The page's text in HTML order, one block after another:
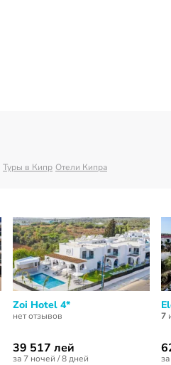
Туры в Кипр Отели Кипра
Zoi Hotel 4*
нет отзывов
39 517 лей
за 7 ночей / 8 дней
7